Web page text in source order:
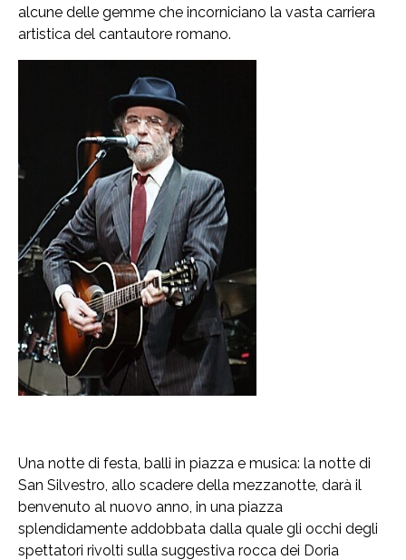
alcune delle gemme che incorniciano la vasta carriera
artistica del cantautore romano.
Una notte di festa, balli in piazza e musica: la notte di
San Silvestro, allo scadere della mezzanotte, darà il
benvenuto al nuovo anno, in una piazza
splendidamente addobbata dalla quale gli occhi degli
spettatori rivolti sulla suggestiva rocca dei Doria